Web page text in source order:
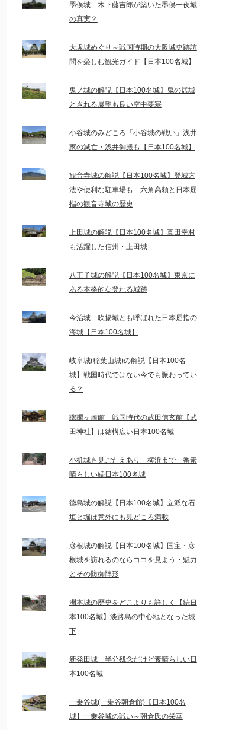
墨俣城 木下藤吉郎が築いた墨俣一夜城
の真実？
大坂城めぐり～戦国時期の大阪城史跡訪
問を楽しむ観光ガイド【日本100名城】
鬼ノ城の解説【日本100名城】鬼の居城
とされる展望も良い空中要塞
小谷城のみどころ「小谷城の戦い」浅井
家の滅亡・浅井御殿も【日本100名城】
観音寺城の解説【日本100名城】登城方
法や便利な駐車場も 六角高頼と日本屈
指の観音寺城の歴史
上田城の解説【日本100名城】真田幸村
も活躍した信州・上田城
八王子城の解説【日本100名城】東京に
ある本格的な登れる城跡
今治城 吹揚城とも呼ばれた日本屈指の
海城【日本100名城】
岐阜城(稲葉山城)の解説【日本100名
城】戦国時代ではない今でも賑わってい
る？
躑躅ヶ崎館 戦国時代の武田信玄館【武
田神社】は結構広い日本100名城
小机城も見ごたえあり 横浜市で一番素
晴らしい続日本100名城
徳島城の解説【日本100名城】立派な石
垣と堀は意外にも見どころ満載
彦根城の解説【日本100名城】国宝・彦
根城を訪れるのならココを見よう・魅力
とその防御陣形
洲本城の歴史をどこよりも詳しく【続日
本100名城】淡路島の中心地となった城
下
新発田城 半分残念だけど素晴らしい日
本100名城
一乗谷城(一乗谷朝倉館)【日本100名
城】一乗谷城の戦い～朝倉氏の栄華